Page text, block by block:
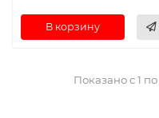
В корзину
Показано с 1